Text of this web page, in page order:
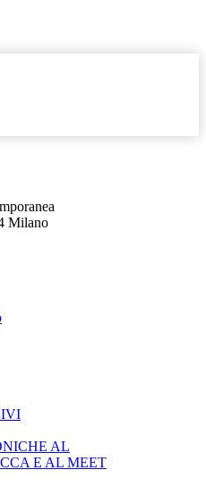
Milano
AL
E AL MEET